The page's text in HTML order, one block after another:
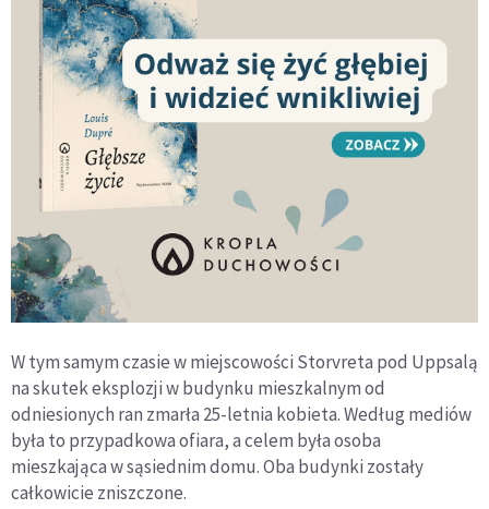
W tym samym czasie w miejscowości Storvreta pod Uppsalą
na skutek eksplozji w budynku mieszkalnym od
odniesionych ran zmarła 25-letnia kobieta. Według mediów
była to przypadkowa ofiara, a celem była osoba
mieszkająca w sąsiednim domu. Oba budynki zostały
całkowicie zniszczone.